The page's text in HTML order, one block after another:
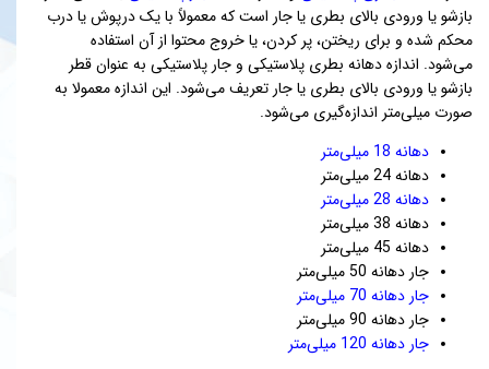
بازشو یا ورودی بالای بطری یا جار است که معمولاً با یک درپوش یا درب
محکم شده و برای ریختن، پر کردن، یا خروج محتوا از آن استفاده
می‌شود. اندازه دهانه بطری پلاستیکی و جار پلاستیکی به عنوان قطر
بازشو یا ورودی بالای بطری یا جار تعریف می‌شود. این اندازه معمولا به
صورت میلی‌متر اندازه‌گیری می‌شود.
دهانه 18 میلی‌متر
دهانه 24 میلی‌متر
دهانه 28 میلی‌متر
دهانه 38 میلی‌متر
دهانه 45 میلی‌متر
جار دهانه 50 میلی‌متر
جار دهانه 70 میلی‌متر
جار دهانه 90 میلی‌متر
جار دهانه 120 میلی‌متر